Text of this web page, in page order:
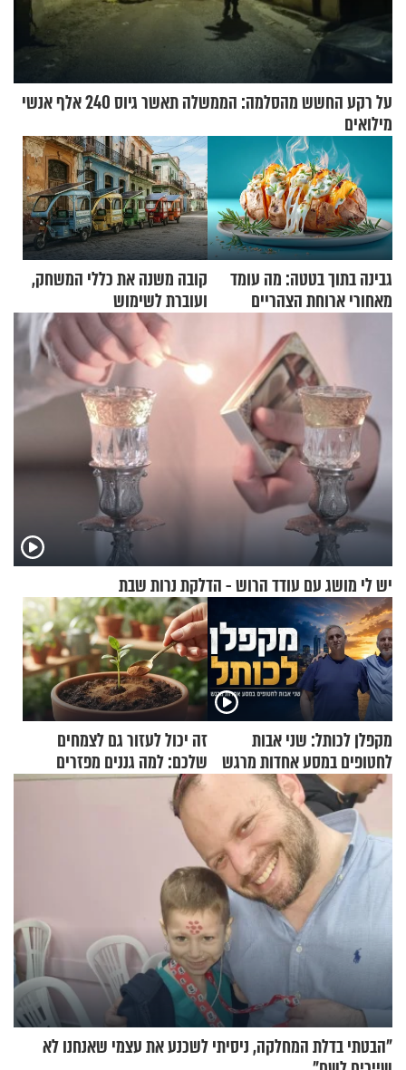
על רקע החשש מהסלמה: הממשלה תאשר גיוס 240 אלף אנשי
מילואים
גבינה בתוך בטטה: מה עומד
מאחורי ארוחת הצהריים
קובה משנה את כללי המשחק,
ועוברת לשימוש
בתלת־אופנועים סולאריים
יש לי מושג עם עודד הרוש - הדלקת נרות שבת
מקפלן לכותל: שני אבות
לחטופים במסע אחדות מרגש
זה יכול לעזור גם לצמחים
שלכם: למה גננים מפזרים
קינמון בעציצים?
"הבטתי בדלת המחלקה, ניסיתי לשכנע את עצמי שאנחנו לא